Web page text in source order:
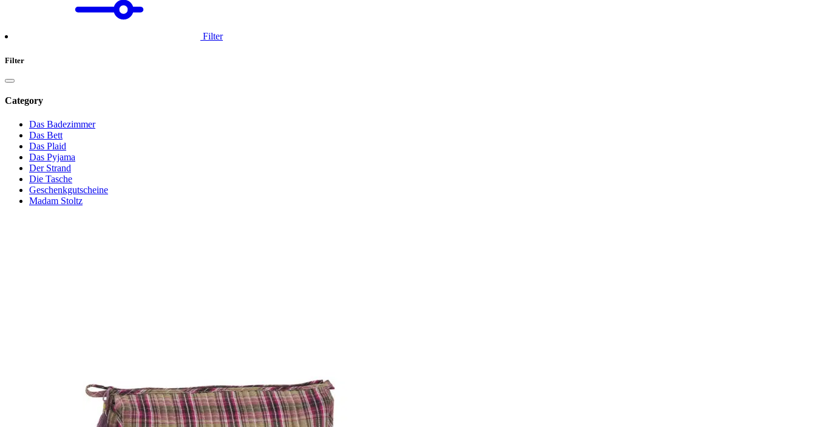
Filter
Filter
Category
Das Badezimmer
Das Bett
Das Plaid
Das Pyjama
Der Strand
Die Tasche
Geschenkgutscheine
Madam Stoltz